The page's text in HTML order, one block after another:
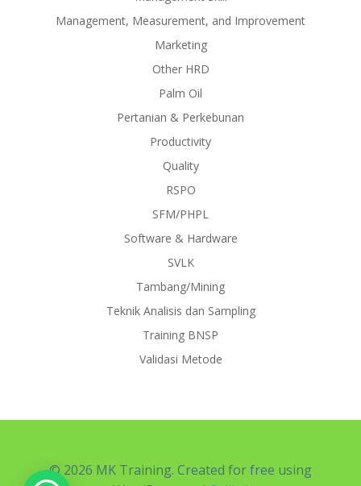
Management, Measurement, and Improvement
Marketing
Other HRD
Palm Oil
Pertanian & Perkebunan
Productivity
Quality
RSPO
SFM/PHPL
Software & Hardware
SVLK
Tambang/Mining
Teknik Analisis dan Sampling
Training BNSP
Validasi Metode
© 2026 MK Training. Created for free using